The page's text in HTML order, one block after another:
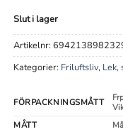
Slut i lager
Artikelnr:
Kategorier: Friluftsliv, Lek,
FÖRPACKNINGSMÅTT
MÅTT